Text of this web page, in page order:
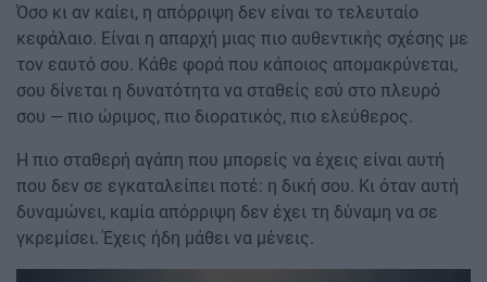
Όσο κι αν καίει, η απόρριψη δεν είναι το τελευταίο
κεφάλαιο. Είναι η απαρχή μιας πιο αυθεντικής σχέσης με
τον εαυτό σου. Κάθε φορά που κάποιος απομακρύνεται,
σου δίνεται η δυνατότητα να σταθείς εσύ στο πλευρό
σου — πιο ώριμος, πιο διορατικός, πιο ελεύθερος.
Η πιο σταθερή αγάπη που μπορείς να έχεις είναι αυτή
που δεν σε εγκαταλείπει ποτέ: η δική σου. Κι όταν αυτή
δυναμώνει, καμία απόρριψη δεν έχει τη δύναμη να σε
γκρεμίσει. Έχεις ήδη μάθει να μένεις.